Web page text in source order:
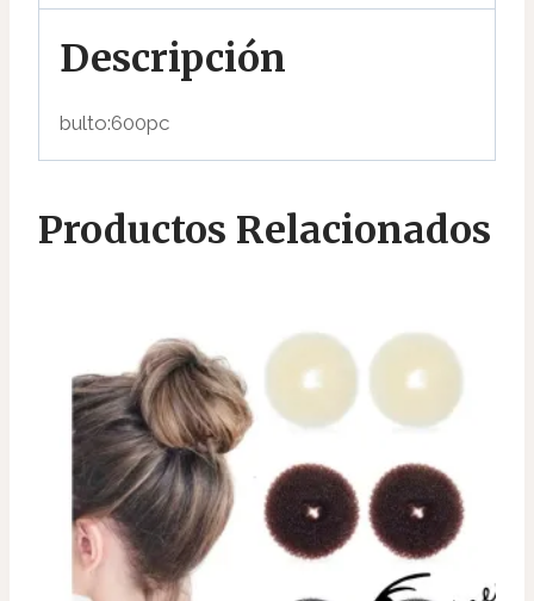
Descripción
bulto:600pc
Productos Relacionados